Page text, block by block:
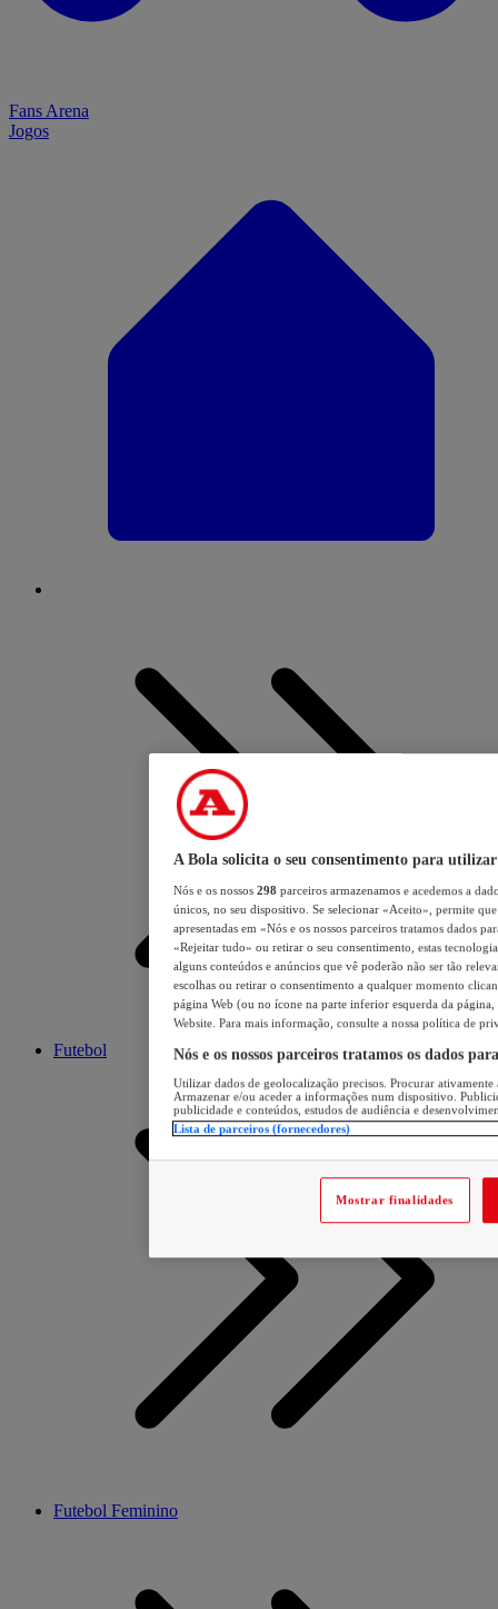
Fans Arena
Jogos
Futebol
Futebol Feminino
A Bola solicita o seu consentimento para utilizar
Nós e os nossos 298 parceiros armazenamos e acedemos a
únicos, no seu dispositivo. Se selecionar «Aceito», permite
apresentadas em «Nós e os nossos parceiros tratamos dados
«Rejeitar tudo» ou retirar o seu consentimento, estas
alguns conteúdos e anúncios que vê poderão não ser tão
escolhas ou retirar o consentimento a qualquer momento
página Web (ou no ícone na parte inferior esquerda da página,
Website. Para mais informação, consulte a nossa política de
Nós e os nossos parceiros tratamos os dados
Utilizar dados de geolocalização precisos. Procurar
Armazenar e/ou aceder a informações num dispositivo.
publicidade e conteúdos, estudos de audiência e
Lista de parceiros (fornecedores)
Mostrar finalidades